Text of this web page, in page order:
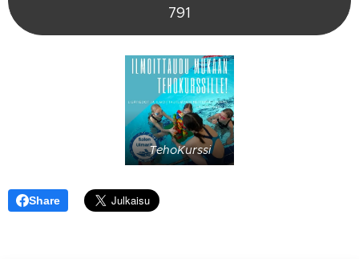
791
TehoKurssi
Share